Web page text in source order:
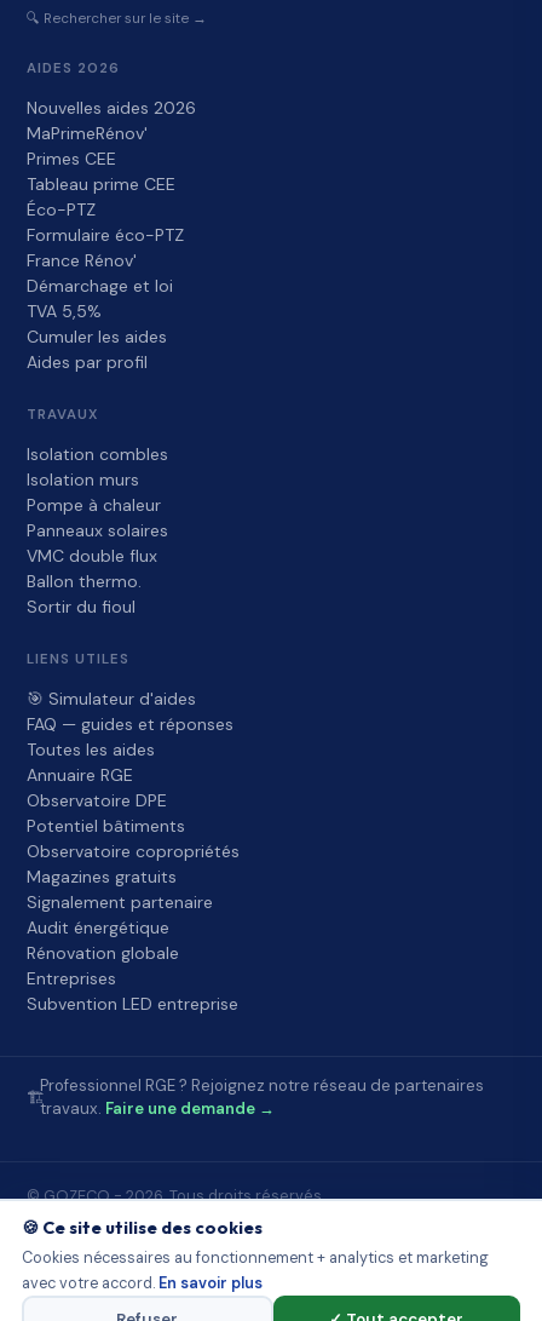
🔍 Rechercher sur le site →
AIDES 2026
Nouvelles aides 2026
MaPrimeRénov'
Primes CEE
Tableau prime CEE
Éco-PTZ
Formulaire éco-PTZ
France Rénov'
Démarchage et loi
TVA 5,5%
Cumuler les aides
Aides par profil
TRAVAUX
Isolation combles
Isolation murs
Pompe à chaleur
Panneaux solaires
VMC double flux
Ballon thermo.
Sortir du fioul
LIENS UTILES
🎯 Simulateur d'aides
FAQ — guides et réponses
Toutes les aides
Annuaire RGE
Observatoire DPE
Potentiel bâtiments
Observatoire copropriétés
Magazines gratuits
Signalement partenaire
Audit énergétique
Rénovation globale
Entreprises
Subvention LED entreprise
🏗️
Professionnel RGE ? Rejoignez notre réseau de partenaires
travaux. Faire une demande →
© GOZECO - 2026. Tous droits réservés.
Accueil FAQ À propos ContactMentions légales
Conditions d'utilisation Confidentialité
Sources publiquesDémarchage et loiObservatoire DPE
Potentiel bâtimentsObservatoire copropriétés
🍪 Ce site utilise des cookies
Cookies nécessaires au fonctionnement + analytics et marketing
avec votre accord. En savoir plus